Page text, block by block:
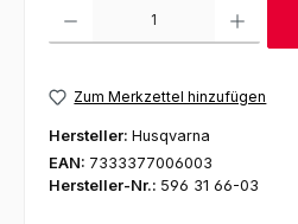
Zum Merkzettel hinzufügen
Hersteller: Husqvarna
EAN: 7333377006003
Hersteller-Nr.: 596 31 66-03